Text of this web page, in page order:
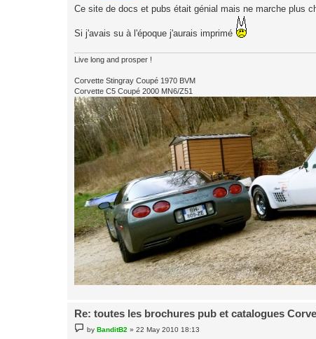
t
Ce site de docs et pubs était génial mais ne marche plus
Si j'avais su à l'époque j'aurais imprimé
Live long and prosper !
Corvette Stingray Coupé 1970 BVM
Corvette C5 Coupé 2000 MN6/Z51
Re: toutes les brochures pub et catalogues
Pby BanditB2 »22 May 2010 18:13